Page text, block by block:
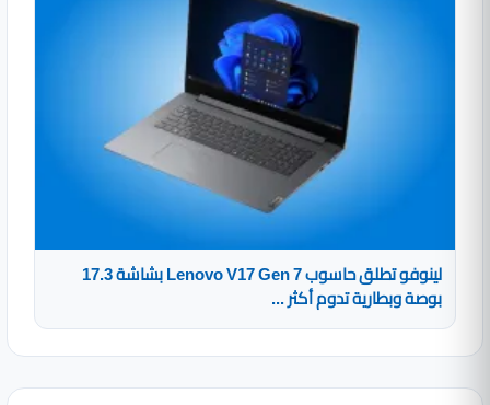
لينوفو تطلق حاسوب Lenovo V17 Gen 7 بشاشة 17.3
بوصة وبطارية تدوم أكثر ...